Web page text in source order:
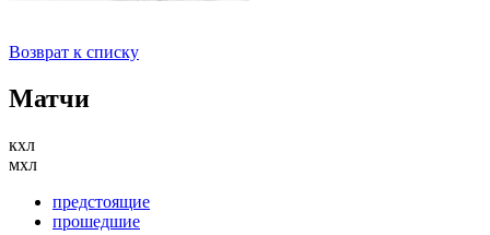
Возврат к списку
Матчи
кхл
мхл
предстоящие
прошедшие